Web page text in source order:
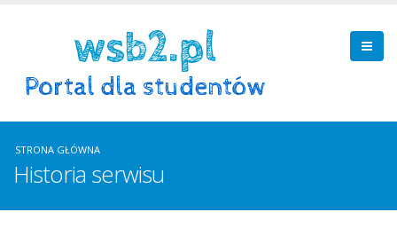
STRONA GŁÓWNA
Historia serwisu